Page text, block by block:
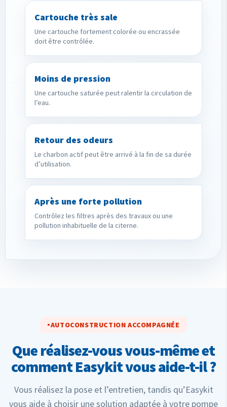
Cartouche très sale
Une cartouche fortement colorée ou encrassée
doit être contrôlée.
Moins de pression
Une cartouche saturée peut ralentir la circulation de
l’eau.
Retour des odeurs
Le charbon actif peut être arrivé à la fin de sa durée
d’utilisation.
Après une forte pollution
Contrôlez les filtres après des travaux ou une
pollution inhabituelle de la citerne.
AUTOCONSTRUCTION ACCOMPAGNÉE
Que réalisez-vous vous-même et
comment Easykit vous aide-t-il ?
Vous réalisez la pose et l’entretien, tandis qu’Easykit
vous aide à choisir une solution adaptée à votre pompe